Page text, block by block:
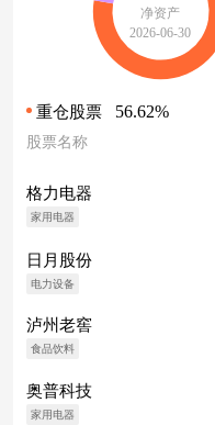
净资产
2026-06-30
重仓股票 56.62%
股票名称
格力电器
家用电器
日月股份
电力设备
泸州老窖
食品饮料
奥普科技
家用电器